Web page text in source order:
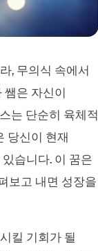
, 무의식 속에서
쌤은 자신이
는 단순히 육체적
당신이 현재
습니다. 이 꿈은
보고 내면 성장을
킬 기회가 될